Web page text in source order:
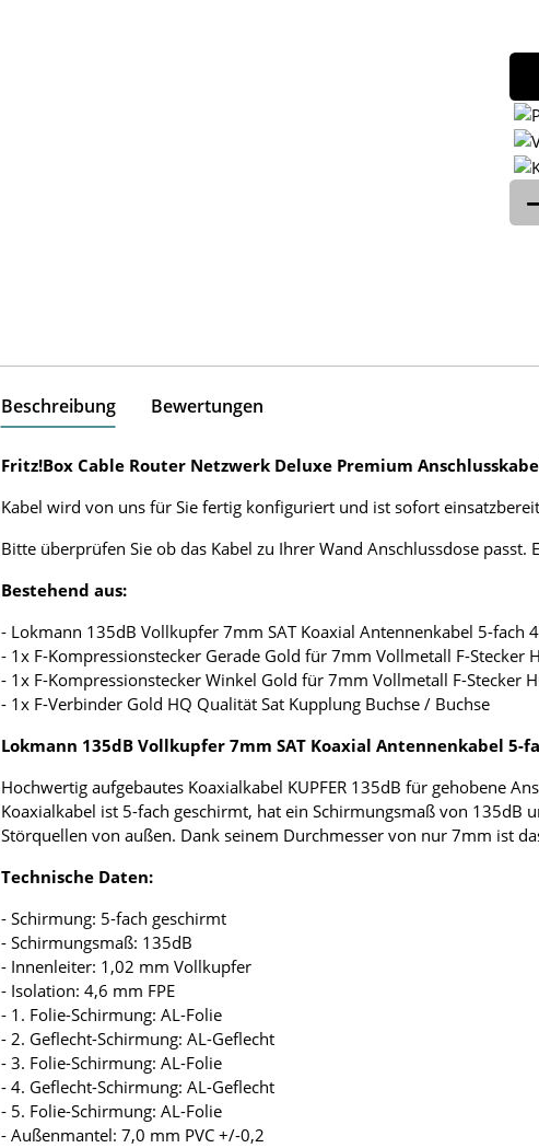
Beschreibung Bewertungen
Fritz!Box Cable Router Netzwerk Deluxe Premium
Kabel wird von uns für Sie fertig konfiguriert und ist sofort
Bitte überprüfen Sie ob das Kabel zu Ihrer Wand Anschlussdose passt.
Bestehend aus:
- Lokmann 135dB Vollkupfer 7mm SAT Koaxial Antennenkabel 5-fach
- 1x F-Kompressionstecker Gerade Gold für 7mm Vollmetall F-Stecker
- 1x F-Kompressionstecker Winkel Gold für 7mm Vollmetall F-Stecker
- 1x F-Verbinder Gold HQ Qualität Sat Kupplung Buchse / Buchse
Lokmann 135dB Vollkupfer 7mm SAT Koaxial Antennenkabel 5-
Hochwertig aufgebautes Koaxialkabel KUPFER 135dB für gehobene
Koaxialkabel ist 5-fach geschirmt, hat ein Schirmungsmaß von 135dB
Störquellen von außen. Dank seinem Durchmesser von nur 7mm ist
Technische Daten:
- Schirmung: 5-fach geschirmt
- Schirmungsmaß: 135dB
- Innenleiter: 1,02 mm Vollkupfer
- Isolation: 4,6 mm FPE
- 1. Folie-Schirmung: AL-Folie
- 2. Geflecht-Schirmung: AL-Geflecht
- 3. Folie-Schirmung: AL-Folie
- 4. Geflecht-Schirmung: AL-Geflecht
- 5. Folie-Schirmung: AL-Folie
- Außenmantel: 7,0 mm PVC +/-0,2